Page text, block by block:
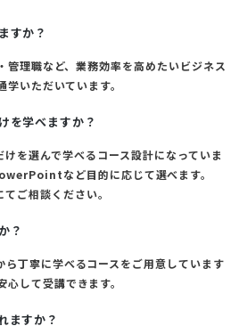
すか？
管理職など、業務効率を高めたいビジネス
いただいています。
を学べますか？
を選んで学べるコース設計になっていま
など目的に応じて選べます。
ご相談ください。
？
ら丁寧に学べるコースをご用意しています
して受講できます。
ますか？